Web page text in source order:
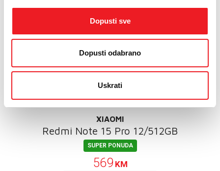
Dopusti sve
Dopusti odabrano
Uskrati
XIAOMI
Redmi Note 15 Pro 12/512GB
SUPER PONUDA
569 KM